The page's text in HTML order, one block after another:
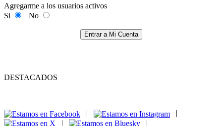
Agregarme a los usuarios activos
Si
No
Entrar a Mi Cuenta
DESTACADOS
|
|